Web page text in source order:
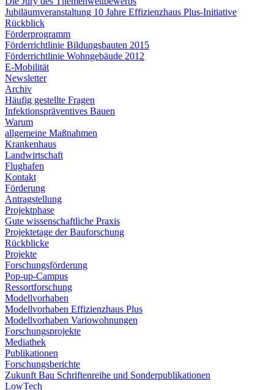
Jubiläumveranstaltung 10 Jahre Effizienzhaus Plus-Initiative
Rückblick
Förderprogramm
Förderrichtlinie Bildungsbauten 2015
Förderrichtlinie Wohngebäude 2012
E-Mobilität
Newsletter
Archiv
Häufig gestellte Fragen
Infektionspräventives Bauen
Warum
allgemeine Maßnahmen
Krankenhaus
Landwirtschaft
Flughafen
Kontakt
Förderung
Antragstellung
Projektphase
Gute wissenschaftliche Praxis
Projektetage der Bauforschung
Rückblicke
Projekte
Forschungsförderung
Pop-up-Campus
Ressortforschung
Modellvorhaben
Modellvorhaben Effizienzhaus Plus
Modellvorhaben Variowohnungen
Forschungsprojekte
Mediathek
Publikationen
Forschungsberichte
Zukunft Bau Schriftenreihe und Sonderpublikationen
LowTech